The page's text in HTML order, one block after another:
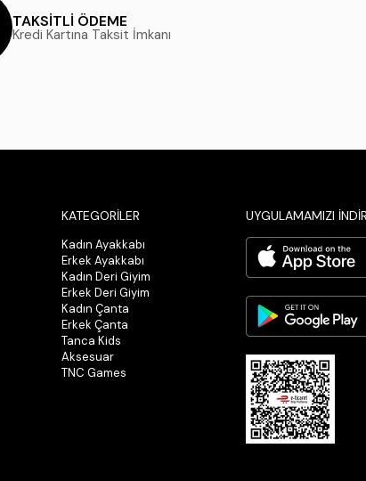
TAKSİTLİ ÖDEME
Kredi Kartına Taksit İmkanı
KATEGORİLER
Kadın Ayakkabı
Erkek Ayakkabı
Kadın Deri Giyim
Erkek Deri Giyim
Kadın Çanta
Erkek Çanta
Tanca Kids
Aksesuar
TNC Games
UYGULAMAMIZI